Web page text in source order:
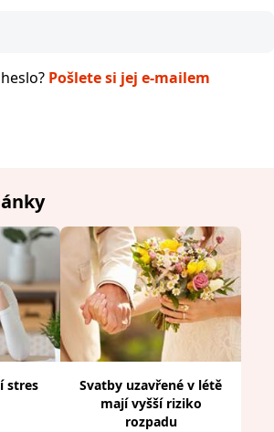
Pošlete si jej e-mailem
stres
Svatby uzavřené v létě
mají vyšší riziko
rozpadu